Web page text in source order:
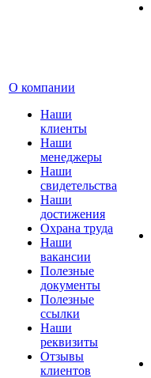
О компании
Наши
клиенты
Наши
менеджеры
Наши
свидетельства
Наши
достижения
Охрана труда
Наши
вакансии
Полезные
документы
Полезные
ссылки
Наши
реквизиты
Отзывы
клиентов